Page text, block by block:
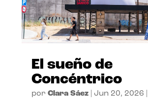
El sueño de
Concéntrico
por Clara Sáez| Jun 20, 2026